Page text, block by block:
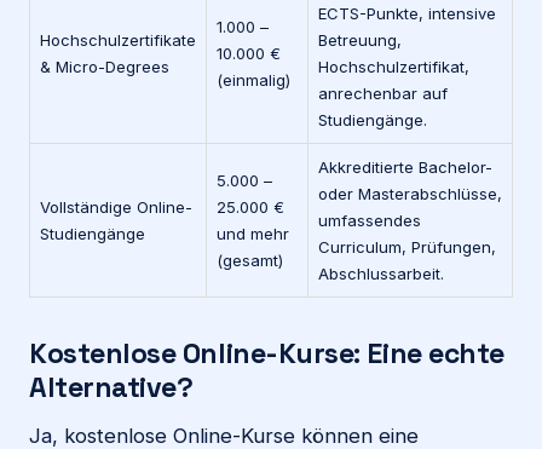
Hochschulzertifikate
& Micro-Degrees
1.000 –
10.000 €
(einmalig)
ECTS-Punkte, intensive
Betreuung,
Hochschulzertifikat,
anrechenbar auf
Studiengänge.
Vollständige Online-
Studiengänge
5.000 –
25.000 €
und mehr
(gesamt)
Akkreditierte Bachelor-
oder Masterabschlüsse,
umfassendes
Curriculum, Prüfungen,
Abschlussarbeit.
Kostenlose Online-Kurse: Eine echte
Alternative?
Ja, kostenlose Online-Kurse können eine